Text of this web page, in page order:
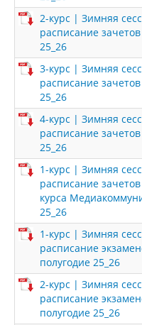
2-курс | Зимняя
расписание
25_26
3-курс | Зимняя
расписание
25_26
4-курс | Зимняя
расписание
25_26
1-курс | Зимняя
расписание
курса
25_26
1-курс | Зимняя
расписание
полугодие 25_26
2-курс | Зимняя
расписание
полугодие 25_26